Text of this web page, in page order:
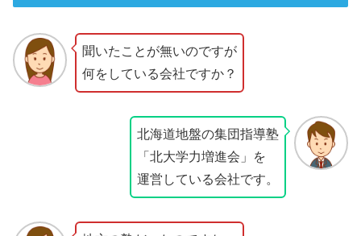
聞いたことが無いのですが
何をしている会社ですか？
北海道地盤の集団指導塾
「北大学力増進会」を
運営している会社です。